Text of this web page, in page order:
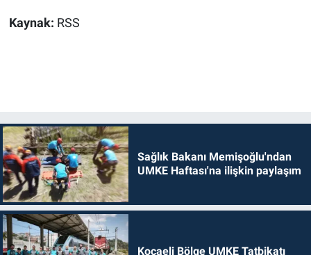
Kaynak: RSS
Sağlık Bakanı Memişoğlu'ndan
UMKE Haftası'na ilişkin paylaşım
Kocaeli Bölge UMKE Tatbikatı